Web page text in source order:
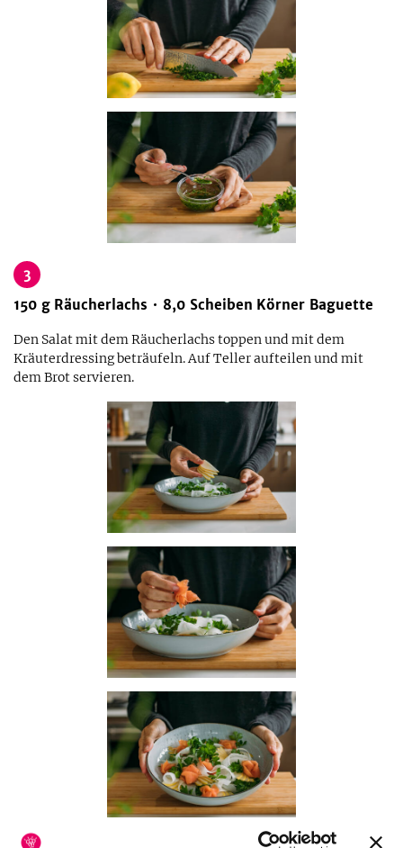
3
150 g Räucherlachs 8,0 Scheiben Körner Baguette
Den Salat mit dem Räucherlachs toppen und mit dem
Kräuterdressing beträufeln. Auf Teller aufteilen und mit
dem Brot servieren.